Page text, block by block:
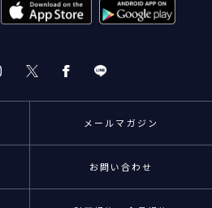
メールマガジン
お問い合わせ